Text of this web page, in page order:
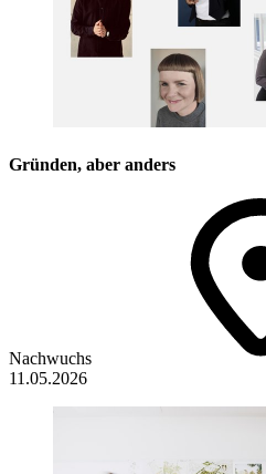
Gründen, aber anders
Nachwuchs
11.05.2026